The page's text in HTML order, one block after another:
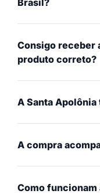
Brasil?
Consigo receber
produto correto?
A Santa
A compra
Como funcionam